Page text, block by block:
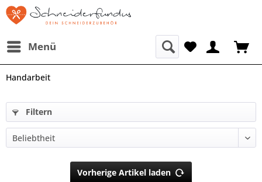
Menü
Handarbeit
Filtern
Vorherige Artikel laden